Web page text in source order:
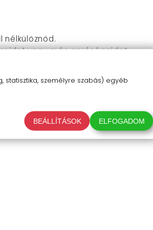
vagy más apróságaidat.
vagy kis kiegészítők tárolására is
statisztika, személyre szabás) egyéb
BEÁLLÍTÁSOK ELFOGADOM